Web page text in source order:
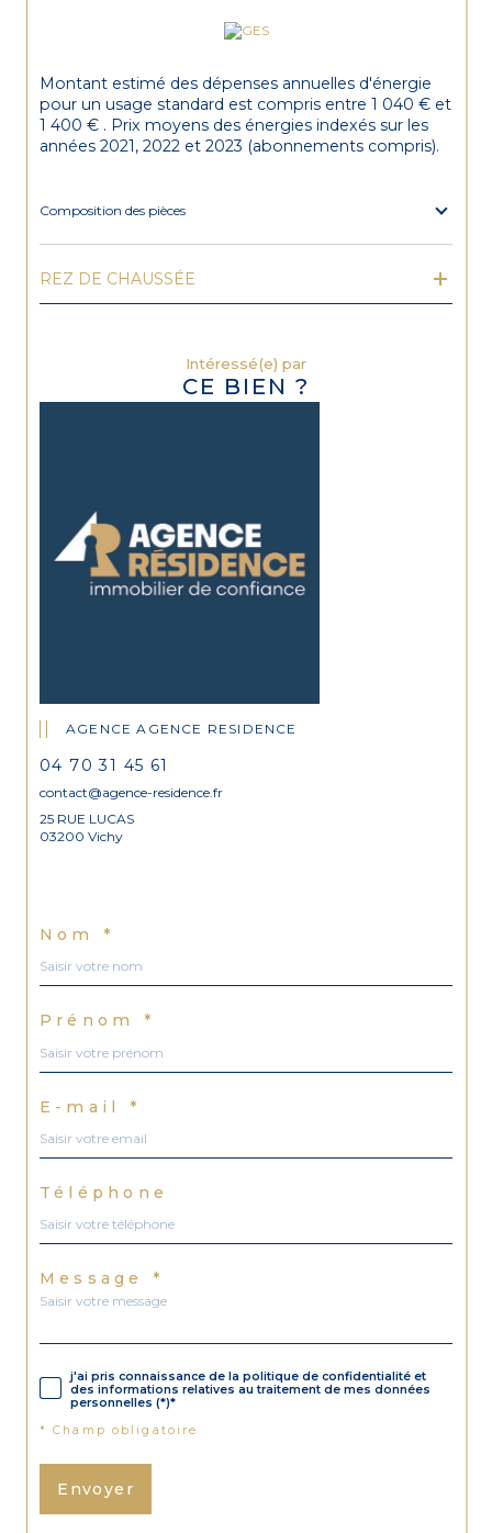
Montant estimé des dépenses annuelles d'énergie
pour un usage standard est compris entre 1 040 € et
1 400 € . Prix moyens des énergies indexés sur les
années 2021, 2022 et 2023 (abonnements compris).
Composition des pièces
REZ DE CHAUSSÉE
Intéressé(e) par
CE BIEN ?
AGENCE AGENCE RESIDENCE
04 70 31 45 61
contact@agence-residence.fr
25 RUE LUCAS
03200 Vichy
Nom *
Prénom *
E-mail *
Téléphone
Message *
j'ai pris connaissance de la politique de confidentialité et
des informations relatives au traitement de mes données
personnelles (*)*
* Champ obligatoire
Envoyer